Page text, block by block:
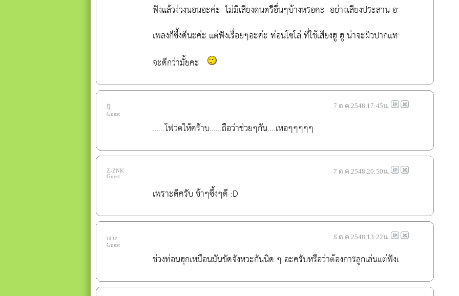
ฟังแล้วง่วงนอนอะค่ะ  ไม่มีเสียงดนตรีอื่นๆบ้างหรอคะ  อย่างเสียงประสาน อาไรงี้
เพลงก็ซึ้งดีนะค่ะ แต่ฟังเรื่อยๆอะค่ะ ท่อนโซโล่ ที่ใช้เสียงฮู ฮู น่าจะผิวปากแทน
จะดีกว่ามั้ยคะ
ปุ๊
Guest
7 ต.ค.2548,17:45น.
......โฟวตให้คร้าบ......ถือว่าช่วยๆกัน....เหอๆๆๆๆๆ
Z-ZNK
Guest
7 ต.ค.2548,20:50น.
เพราะดีครับ ช้าๆซึ้งๆดี :D
เงาะ
Guest
8 ต.ค.2548,13:22น.
ช่วงท่อนฮุกเหมือนมันขัดจังหวะกันนิด ๆ อะครับหรือว่าต้องการลูกเล่นแต่ฟังแล้วมันขัดกันจริ